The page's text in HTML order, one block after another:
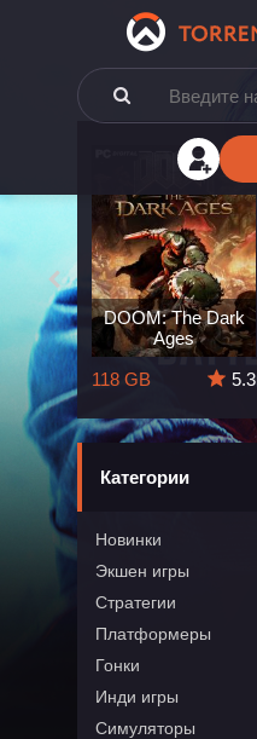
The
5.7
DOOM: The Dark
Ages
118 GB
5.3
Категории
Новинки
Экшен игры
Стратегии
Платформеры
Гонки
Инди игры
Симуляторы